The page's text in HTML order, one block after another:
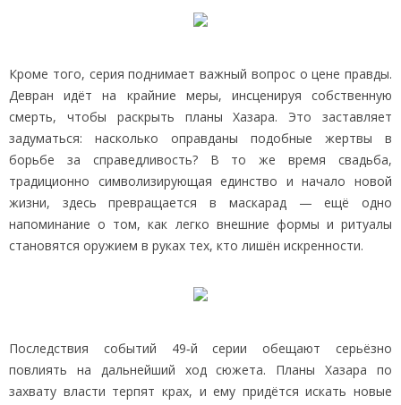
Кроме того, серия поднимает важный вопрос о цене правды.
Девран идёт на крайние меры, инсценируя собственную
смерть, чтобы раскрыть планы Хазара. Это заставляет
задуматься: насколько оправданы подобные жертвы в
борьбе за справедливость? В то же время свадьба,
традиционно символизирующая единство и начало новой
жизни, здесь превращается в маскарад — ещё одно
напоминание о том, как легко внешние формы и ритуалы
становятся оружием в руках тех, кто лишён искренности.
Последствия событий 49‑й серии обещают серьёзно
повлиять на дальнейший ход сюжета. Планы Хазара по
захвату власти терпят крах, и ему придётся искать новые